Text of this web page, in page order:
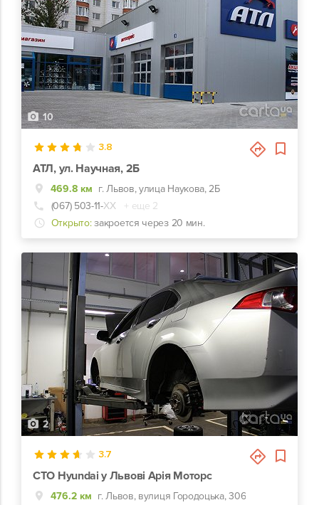
10
3.8
АТЛ, ул. Научная, 2Б
469.8 км г. Львов, улица Наукова, 2Б
(067) 503-11-ХХ
+ еще 2
Открыто: закроется через 20 мин.
2
3.7
СТО Hyundai у Львові Арія Моторс
476.2 км г. Львов, вулиця Городоцька, 306